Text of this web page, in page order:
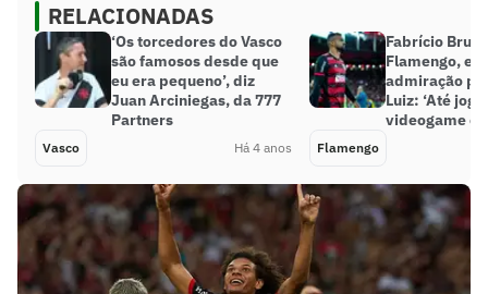
RELACIONADAS
‘Os torcedores do Vasco
são famosos desde que
eu era pequeno’, diz
Juan Arciniegas, da 777
Partners
Vasco Há 4 anos
Fabrício
Flamengo,
admiração
Luiz: ‘Até
videogame
Flamengo